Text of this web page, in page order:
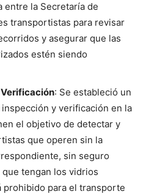
entre la Secretaría de
transportistas para revisar
y asegurar que las
estén siendo
: Se estableció un
y verificación en la
el objetivo de detectar y
que operen sin la
sin seguro
tengan los vidrios
prohibido para el transporte